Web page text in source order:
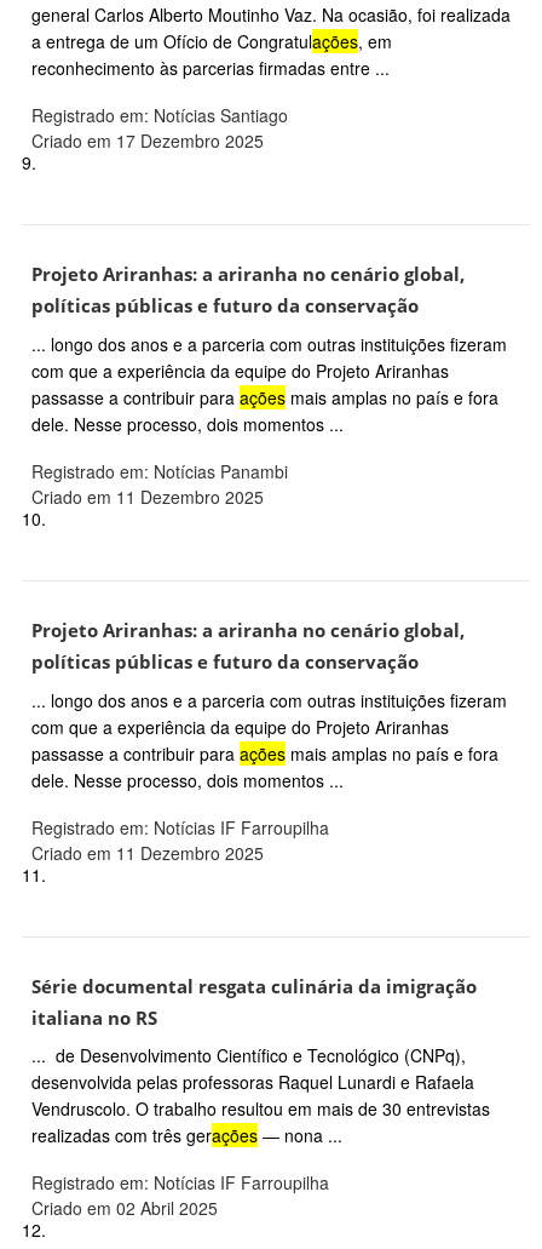
general Carlos Alberto Moutinho Vaz. Na ocasião, foi realizada
a entrega de um Ofício de Congratulações, em
reconhecimento às parcerias firmadas entre ...
Registrado em: Notícias Santiago
Criado em 17 Dezembro 2025
9.
Projeto Ariranhas: a ariranha no cenário global,
políticas públicas e futuro da conservação
... longo dos anos e a parceria com outras instituições fizeram
com que a experiência da equipe do Projeto Ariranhas
passasse a contribuir para ações mais amplas no país e fora
dele. Nesse processo, dois momentos ...
Registrado em: Notícias Panambi
Criado em 11 Dezembro 2025
10.
Projeto Ariranhas: a ariranha no cenário global,
políticas públicas e futuro da conservação
... longo dos anos e a parceria com outras instituições fizeram
com que a experiência da equipe do Projeto Ariranhas
passasse a contribuir para ações mais amplas no país e fora
dele. Nesse processo, dois momentos ...
Registrado em: Notícias IF Farroupilha
Criado em 11 Dezembro 2025
11.
Série documental resgata culinária da imigração
italiana no RS
... de Desenvolvimento Científico e Tecnológico (CNPq),
desenvolvida pelas professoras Raquel Lunardi e Rafaela
Vendruscolo. O trabalho resultou em mais de 30 entrevistas
realizadas com três gerações — nona ...
Registrado em: Notícias IF Farroupilha
Criado em 02 Abril 2025
12.